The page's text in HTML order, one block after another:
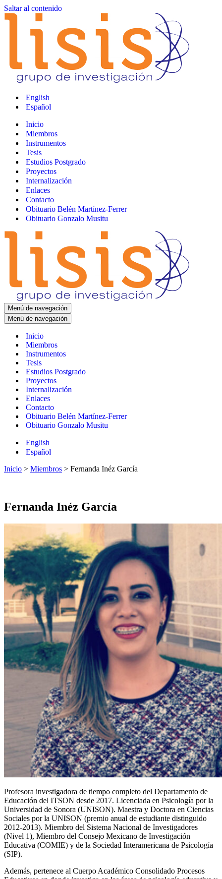
Saltar al contenido
English
Español
Inicio
Miembros
Instrumentos
Tesis
Estudios Postgrado
Proyectos
Internalización
Enlaces
Contacto
Obituario Belén Martínez-Ferrer
Obituario Gonzalo Musitu
Menú de navegación
Menú de navegación
Inicio
Miembros
Instrumentos
Tesis
Estudios Postgrado
Proyectos
Internalización
Enlaces
Contacto
Obituario Belén Martínez-Ferrer
Obituario Gonzalo Musitu
English
Español
Inicio > Miembros > Fernanda Inéz García
Fernanda Inéz García
Profesora investigadora de tiempo completo del Departamento de
Educación del ITSON desde 2017. Licenciada en Psicología por la
Universidad de Sonora (UNISON). Maestra y Doctora en Ciencias
Sociales por la UNISON (premio anual de estudiante distinguido
2012-2013). Miembro del Sistema Nacional de Investigadores
(Nivel 1), Miembro del Consejo Mexicano de Investigación
Educativa (COMIE) y de la Sociedad Interamericana de Psicología
(SIP).
Además, pertenece al Cuerpo Académico Consolidado Procesos